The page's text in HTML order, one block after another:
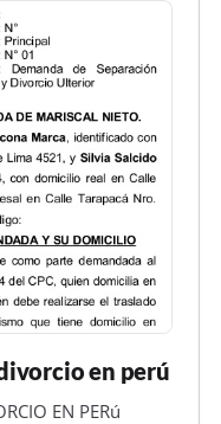
en perú
EN PERú